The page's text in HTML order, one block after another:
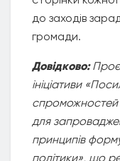
до заходів
громади.
Довідково:
ініціативи
спроможностей
для
принципів
політики», що